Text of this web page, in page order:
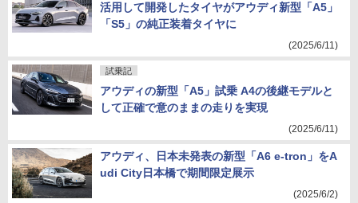
活用して開発したタイヤがアウディ新型「A5」
「S5」の純正装着タイヤに
(2025/6/11)
試乗記
アウディの新型「A5」試乗 A4の後継モデルと
して正確で意のままの走りを実現
(2025/6/11)
アウディ、日本未発表の新型「A6 e-tron」をA
udi City日本橋で期間限定展示
(2025/6/2)